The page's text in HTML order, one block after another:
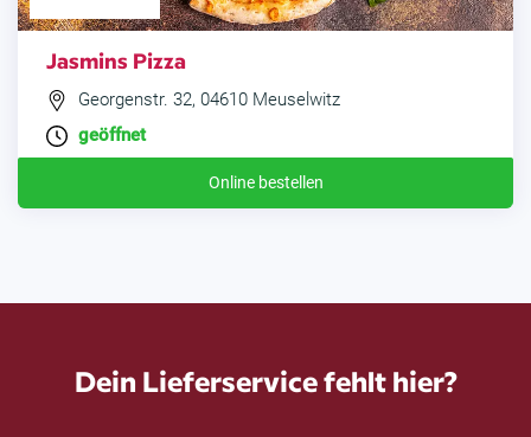
Jasmins Pizza
Georgenstr. 32, 04610 Meuselwitz
geöffnet
Online bestellen
Dein Lieferservice fehlt hier?